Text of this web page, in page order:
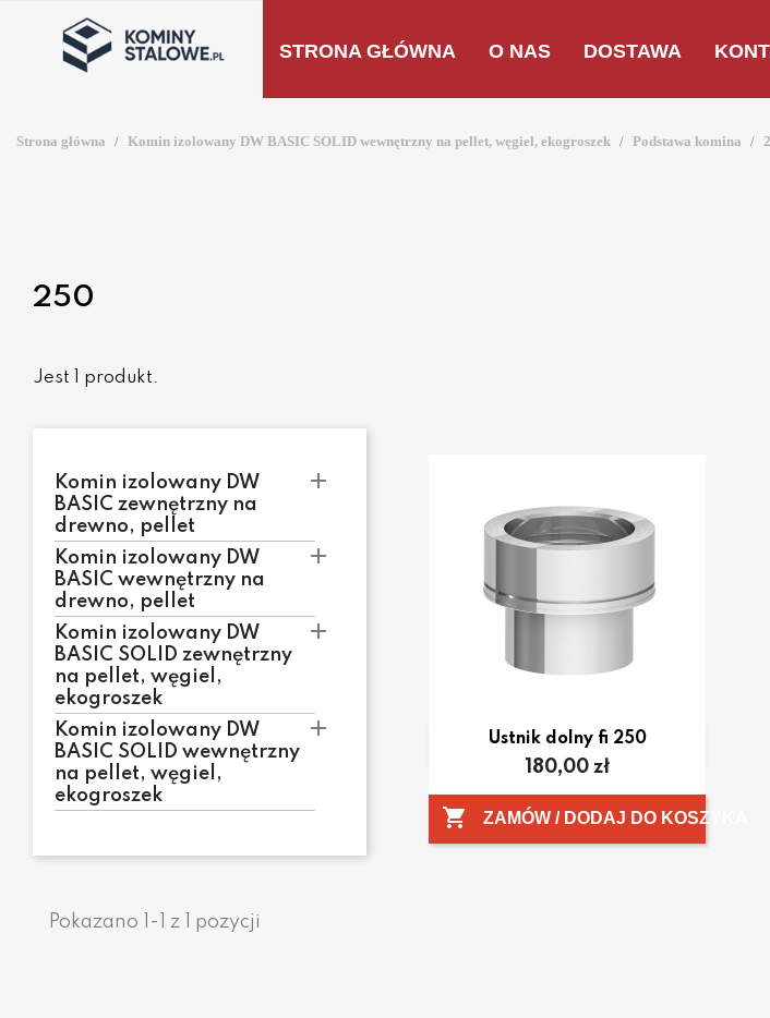
STRONA GŁÓWNA O NAS DOSTAWA
Strona główna Komin izolowany DW BASIC SOLID wewnętrzny na pellet, węgiel, ekogroszek Podstawa komina
250
Jest 1 produkt.
Komin izolowany DW
BASIC zewnętrzny na
drewno, pellet

Komin izolowany DW
BASIC wewnętrzny na
drewno, pellet

Komin izolowany DW
BASIC SOLID zewnętrzny
na pellet, węgiel,
ekogroszek

Komin izolowany DW
BASIC SOLID wewnętrzny
na pellet, węgiel,
ekogroszek
 Ustnik dolny fi 250
Cena
180,00 zł
 ZAMÓW / DODAJ DO KOSZYKA
Szybki podgląd
Pokazano 1-1 z 1 pozycji